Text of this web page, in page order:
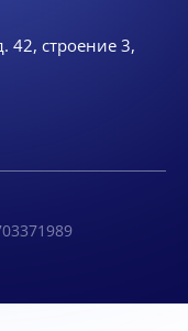
42, строение 3,